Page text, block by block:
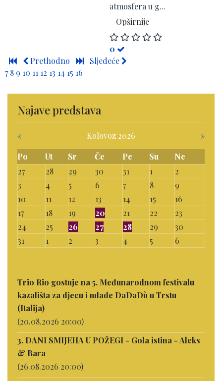
atmosfera u g...
Opširnije
0
Prethodno
Sljedeće
7 8 9 10 11 12 13 14 15 16
Najave predstava
« Kolovoz 2026
»
Po
Ut Sr Če Pe Su
Ne
27
28 29 30 31 1
2
3
4 5 6 7 8
9
10
11 12 13 14 15
16
17
18 19 20 21 22
23
24
25 26 27 28 29
30
31
1 2 3 4 5 6
Trio Rio gostuje na 5. Međunarodnom festivalu
kazališta za djecu i mlade DaDaDù u Trstu
(Italija)
(20.08.2026 20:00)
3. DANI SMIJEHA U POŽEGI - Gola istina - Aleks
& Bara
(26.08.2026 20:00)